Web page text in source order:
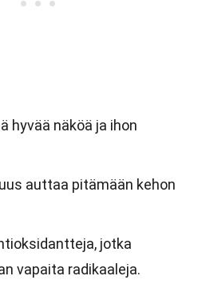
hyvää näköä ja ihon
auttaa pitämään kehon
jotka
vapaita radikaaleja.